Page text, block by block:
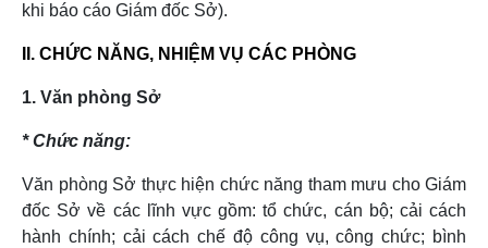
khi báo cáo Giám đốc Sở).
II. CHỨC NĂNG, NHIỆM VỤ CÁC PHÒNG
1. Văn phòng Sở
* Chức năng:
Văn phòng Sở thực hiện chức năng tham mưu cho Giám
đốc Sở về các lĩnh vực gồm: tổ chức, cán bộ; cải cách
hành chính; cải cách chế độ công vụ, công chức; bình